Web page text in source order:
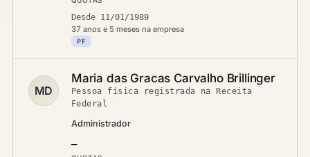
Desde 11/01/1989
37 anos e 5 meses na empresa
PF
MD
Maria das Gracas Carvalho Brillinger
Pessoa física registrada na Receita
Federal
Administrador
—